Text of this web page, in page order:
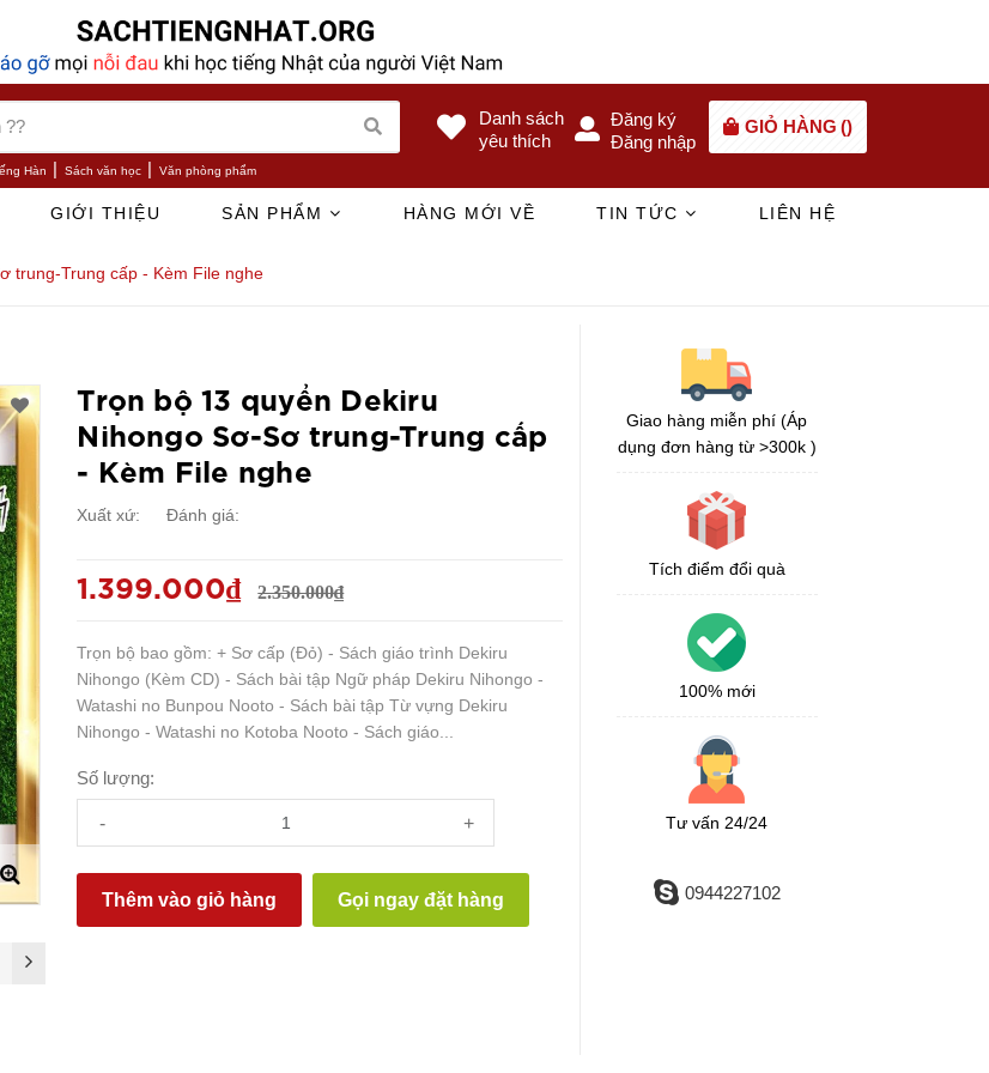
Hàn | Sách văn học | Văn phòng phẩm
Danh sách
yêu thích
Đăng ký
Đăng nhập
GIỎ HÀNG ()
GIỚI THIỆU SẢN PHẨM HÀNG MỚI VỀ TIN TỨC LIÊN HỆ
trung-Trung cấp - Kèm File nghe
Trọn bộ 13 quyển Dekiru
Nihongo Sơ-Sơ trung-Trung cấp
- Kèm File nghe
Xuất xứ: Đánh giá:
1.399.000₫ 2.350.000₫
Trọn bộ bao gồm: + Sơ cấp (Đỏ) - Sách giáo trình Dekiru
Nihongo (Kèm CD) - Sách bài tập Ngữ pháp Dekiru Nihongo -
Watashi no Bunpou Nooto - Sách bài tập Từ vựng Dekiru
Nihongo - Watashi no Kotoba Nooto - Sách giáo...
Số lượng:
- +
Thêm vào giỏ hàng Gọi ngay đặt hàng
Giao hàng miễn phí (Áp
dụng đơn hàng từ >300k )
Tích điểm đổi quà
100% mới
Tư vấn 24/24
0944227102